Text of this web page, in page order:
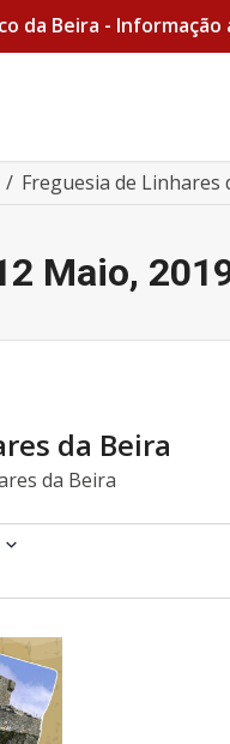
da Beira -
/ Freguesia de Linhares
Maio,
da Beira
da Beira